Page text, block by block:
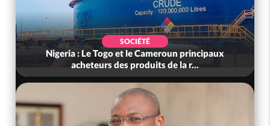
SOCIÉTÉ
Nigeria : Le Togo et le Cameroun principaux
acheteurs des produits de la r...